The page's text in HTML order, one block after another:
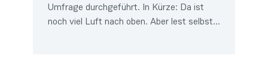
Umfrage durchgeführt. In Kürze: Da ist
noch viel Luft nach oben. Aber lest selbst...